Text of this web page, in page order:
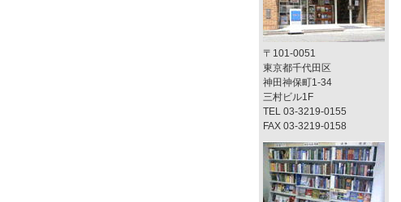
〒101-0051
東京都千代田区
神田神保町1-34
三村ビル1F
TEL 03-3219-0155
FAX 03-3219-0158